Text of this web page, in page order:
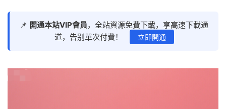
📌 開通本站VIP會員，全站資源免費下載，享高速下載通
道，告别單次付費！
立即開通